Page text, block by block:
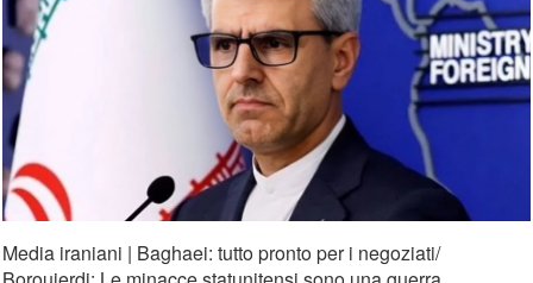
Media iraniani | Baghaei: tutto pronto per i negoziati/